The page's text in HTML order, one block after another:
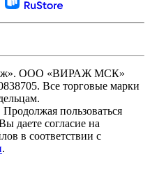
ООО «ВИРАЖ МСК»
Все торговые марки
Продолжая пользоваться
даете согласие на
в соответствии с
.